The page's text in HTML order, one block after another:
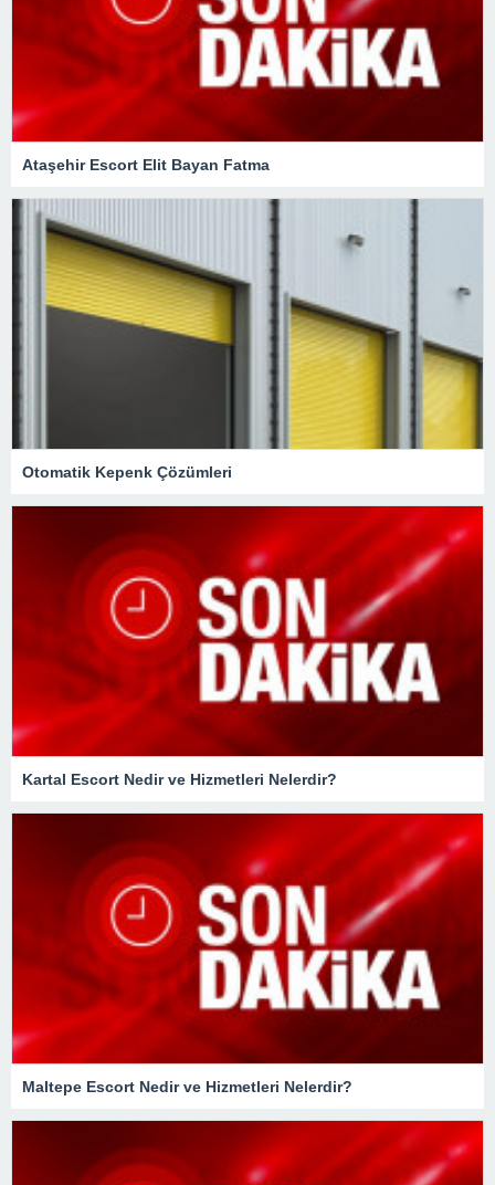
Ataşehir Escort Elit Bayan Fatma
Otomatik Kepenk Çözümleri
Kartal Escort Nedir ve Hizmetleri Nelerdir?
Maltepe Escort Nedir ve Hizmetleri Nelerdir?